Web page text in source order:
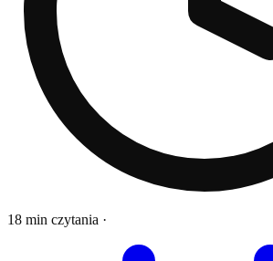
18 min czytania ·